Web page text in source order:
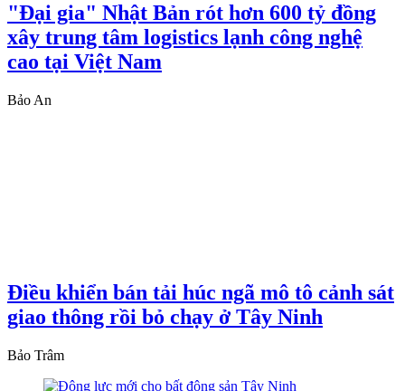
"Đại gia" Nhật Bản rót hơn 600 tỷ đồng
xây trung tâm logistics lạnh công nghệ
cao tại Việt Nam
Bảo An
Điều khiển bán tải húc ngã mô tô cảnh sát
giao thông rồi bỏ chạy ở Tây Ninh
Bảo Trâm